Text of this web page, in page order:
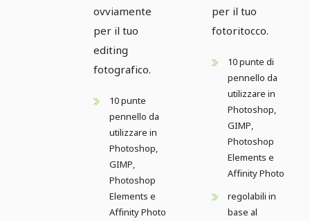
ovviamente
per il tuo
editing
fotografico.
10 punte
pennello da
utilizzare in
Photoshop,
GIMP,
Photoshop
Elements e
Affinity Photo
per il tuo
fotoritocco.
10 punte di
pennello da
utilizzare in
Photoshop,
GIMP,
Photoshop
Elements e
Affinity Photo
regolabili in
base al